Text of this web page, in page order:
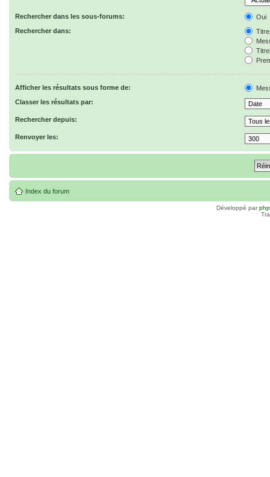
Rechercher dans les sous-forums:
Oui
Rechercher dans:
Afficher les résultats sous forme de:
Classer les résultats par:
Rechercher depuis:
Renvoyer les:
Index du forum
Développé par